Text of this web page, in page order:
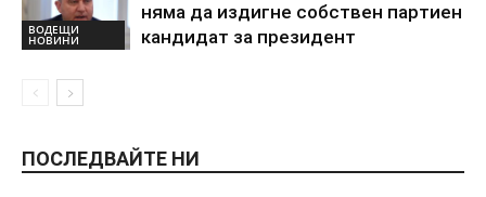
ВОДЕЩИ
НОВИНИ
няма да издигне собствен партиен
кандидат за президент
ПОСЛЕДВАЙТЕ НИ